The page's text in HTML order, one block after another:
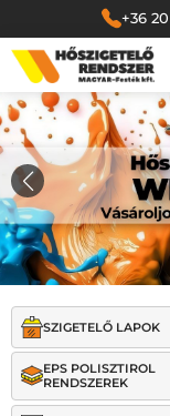
+36
Magyar
SZIGETELŐ LAPOK
EPS POLISZTIROL
RENDSZEREK